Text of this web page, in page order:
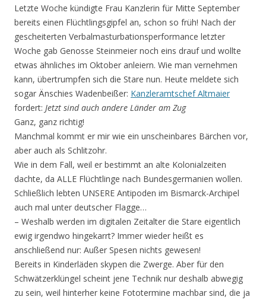
Letzte Woche kündigte Frau Kanzlerin für Mitte September
bereits einen Flüchtlingsgipfel an, schon so früh! Nach der
gescheiterten Verbalmasturbationsperformance letzter
Woche gab Genosse Steinmeier noch eins drauf und wollte
etwas ähnliches im Oktober anleiern. Wie man vernehmen
kann, übertrumpfen sich die Stare nun. Heute meldete sich
sogar Änschies Wadenbeißer: Kanzleramtschef Altmaier
fordert: Jetzt sind auch andere Länder am Zug
Ganz, ganz richtig!
Manchmal kommt er mir wie ein unscheinbares Bärchen vor,
aber auch als Schlitzohr.
Wie in dem Fall, weil er bestimmt an alte Kolonialzeiten
dachte, da ALLE Flüchtlinge nach Bundesgermanien wollen.
Schließlich lebten UNSERE Antipoden im Bismarck-Archipel
auch mal unter deutscher Flagge…
– Weshalb werden im digitalen Zeitalter die Stare eigentlich
ewig irgendwo hingekarrt? Immer wieder heißt es
anschließend nur: Außer Spesen nichts gewesen!
Bereits in Kinderläden skypen die Zwerge. Aber für den
Schwätzerklüngel scheint jene Technik nur deshalb abwegig
zu sein, weil hinterher keine Fototermine machbar sind, die ja